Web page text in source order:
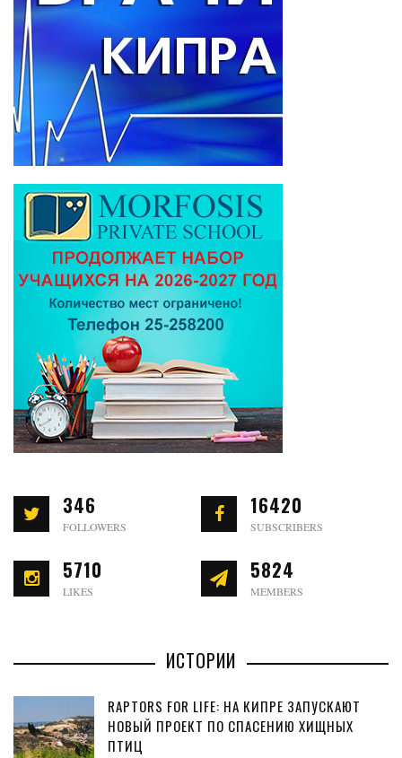
346
FOLLOWERS
16420
SUBSCRIBERS
5710
LIKES
5824
MEMBERS
ИСТОРИИ
RAPTORS FOR LIFE: НА КИПРЕ ЗАПУСКАЮТ
НОВЫЙ ПРОЕКТ ПО СПАСЕНИЮ ХИЩНЫХ
ПТИЦ